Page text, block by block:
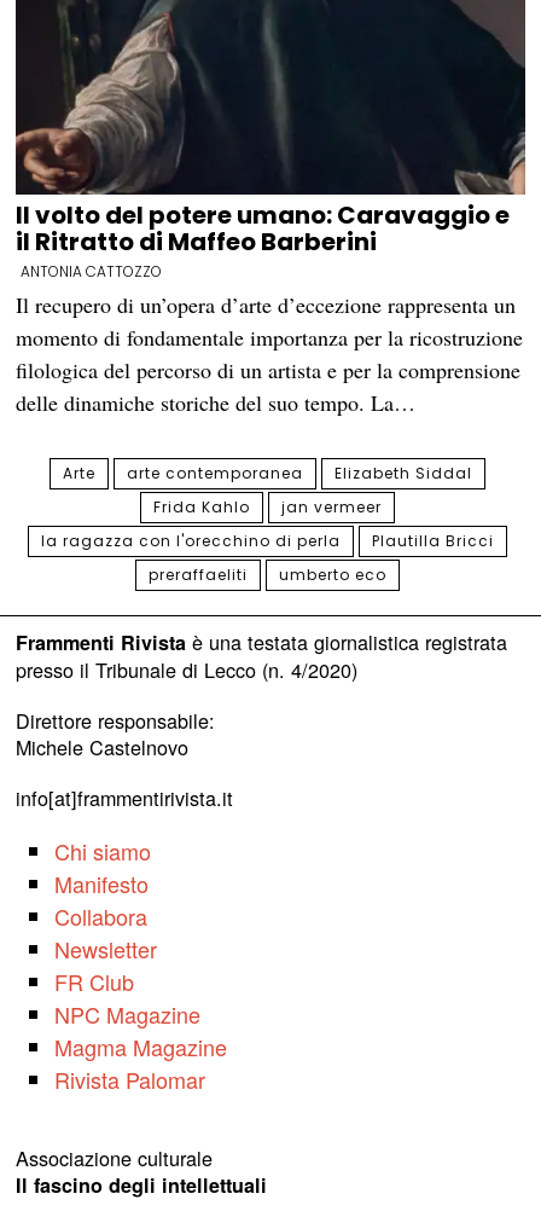
Il volto del potere umano: Caravaggio e
il Ritratto di Maffeo Barberini
ANTONIA CATTOZZO
Il recupero di un’opera d’arte d’eccezione rappresenta un
momento di fondamentale importanza per la ricostruzione
filologica del percorso di un artista e per la comprensione
delle dinamiche storiche del suo tempo. La…
Arte arte contemporanea
Elizabeth Siddal
Frida Kahlo
jan vermeer
la ragazza con l'orecchino di perla
Plautilla Bricci
preraffaeliti
umberto eco
Frammenti Rivistaè una testata giornalistica registrata
presso il Tribunale di Lecco (n. 4/2020)
Direttore responsabile:
Michele Castelnovo
info[at]frammentirivista.it
Chi siamo
Manifesto
Collabora
Newsletter
FR Club
NPC Magazine
Magma Magazine
Rivista Palomar
Associazione culturale
Il fascino degli intellettuali